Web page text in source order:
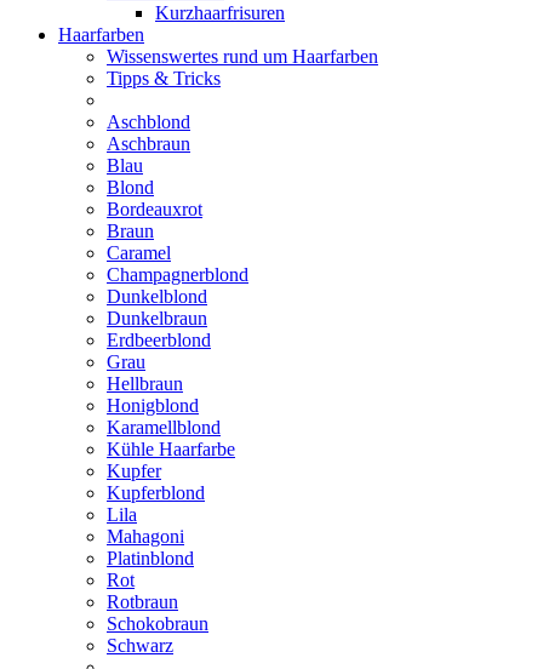
Kurzhaarfrisuren
Haarfarben
Wissenswertes rund um Haarfarben
Tipps & Tricks
Aschblond
Aschbraun
Blau
Blond
Bordeauxrot
Braun
Caramel
Champagnerblond
Dunkelblond
Dunkelbraun
Erdbeerblond
Grau
Hellbraun
Honigblond
Karamellblond
Kühle Haarfarbe
Kupfer
Kupferblond
Lila
Mahagoni
Platinblond
Rot
Rotbraun
Schokobraun
Schwarz